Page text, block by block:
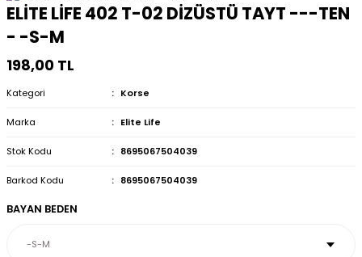
ELİTE LİFE 402 T-02 DİZÜSTÜ TAYT ---TEN
- -S-M
198,00 TL
Kategori Korse
Marka Elite Life
Stok Kodu 8695067504039
Barkod Kodu 8695067504039
BAYAN BEDEN